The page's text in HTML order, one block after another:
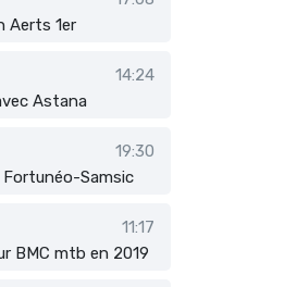
Aerts 1er
14:24
Astana
19:30
Fortunéo-Samsic
11:17
BMC mtb en 2019